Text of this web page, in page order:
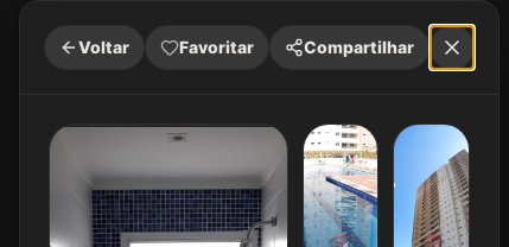
Voltar Favoritar Compartilhar